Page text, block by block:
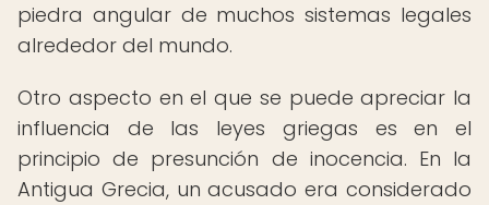
piedra angular de muchos sistemas legales
alrededor del mundo.
Otro aspecto en el que se puede apreciar la
influencia de las leyes griegas es en el
principio de presunción de inocencia. En la
Antigua Grecia, un acusado era considerado